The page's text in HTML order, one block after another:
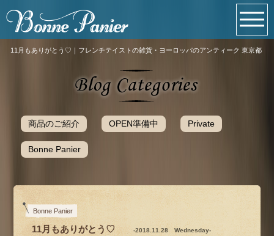
11月もありがとう♡｜フレンチテイストの雑貨・ヨーロッパのアンティーク 東京都
商品のご紹介 OPEN準備中 Private
Bonne Panier
Bonne Panier
11月もありがとう♡ -2018.11.28 Wednesday-